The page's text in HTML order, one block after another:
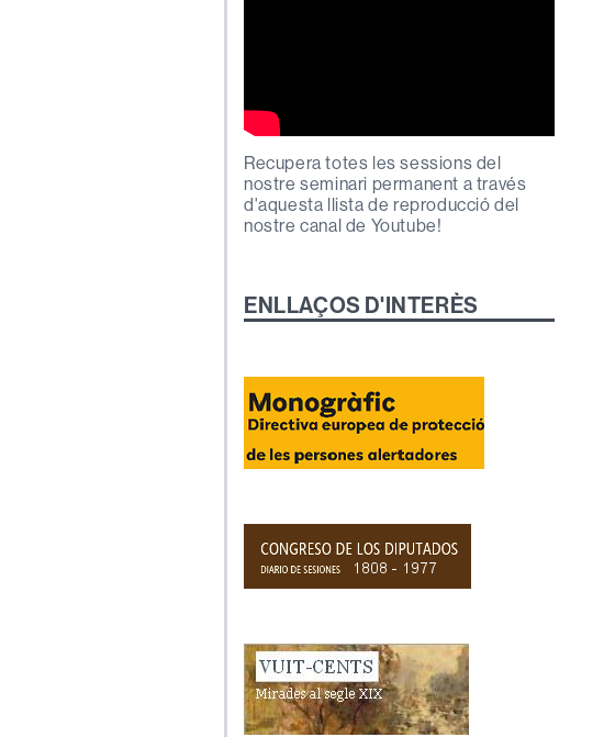
Recupera totes les sessions del
nostre seminari permanent a través
d'aquesta llista de reproducció del
nostre canal de Youtube!
ENLLAÇOS D'INTERÈS